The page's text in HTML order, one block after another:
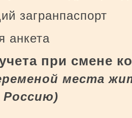
загранпаспорт
анкета
при смене
места
Россию)